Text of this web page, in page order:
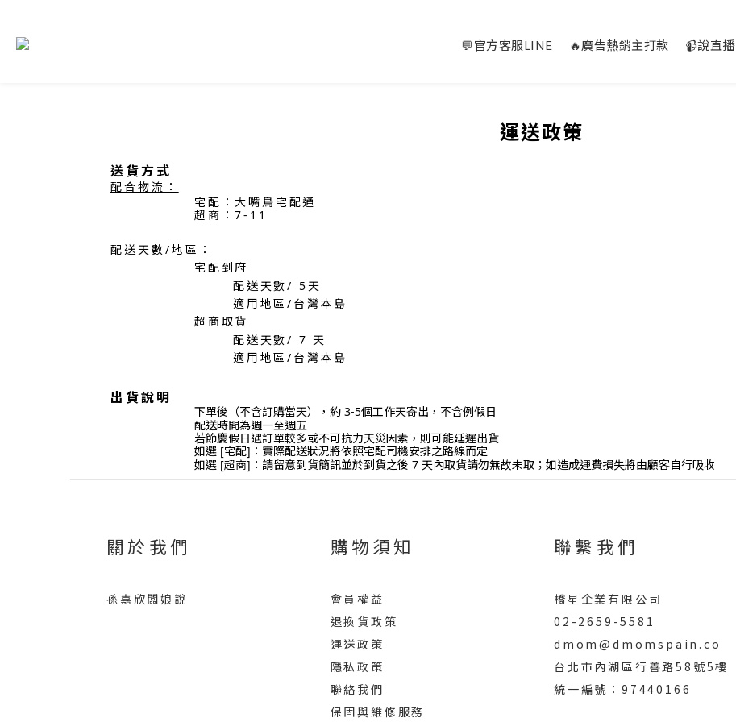
💬官方客服LINE 🔥廣告熱銷主打款 📹說直播
運送政策
送貨方式
配合物流：
宅配：大嘴鳥宅配通
超商：7-11
配送天數/地區：
宅配到府
配送天數/ 5 天
適用地區/台灣本島
超商取貨
配送天數/ 7 天
適用地區/台灣本島
出貨說明
下單後（不含訂購當天），約 3-5個工作天寄出，不含例假日
配送時間為週一至週五
若節慶假日遇訂單較多或不可抗力天災因素，則可能延遲出貨
如選 [宅配]：實際配送狀況將依照宅配司機安排之路線而定
如選 [超商]：請留意到貨簡訊並於到貨之後 7 天內取貨請勿無故未取；如造成運費損失將由顧客自行吸收
關於我們
孫嘉欣闆娘說
購物須知
會員權益
退換貨政策
運送政策
隱私政策
聯絡我們
保固與維修服務
聯繫我們
橋星企業有限公司
02-2659-5581
dmom@dmomspain.co
台北市內湖區行善路58號5樓
統一編號：97440166